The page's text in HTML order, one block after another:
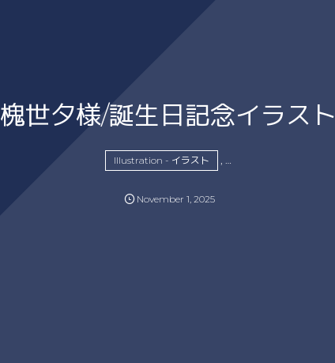
槐世夕様/誕生日記念イラスト
Illustration - イラスト
November 1 ,2025